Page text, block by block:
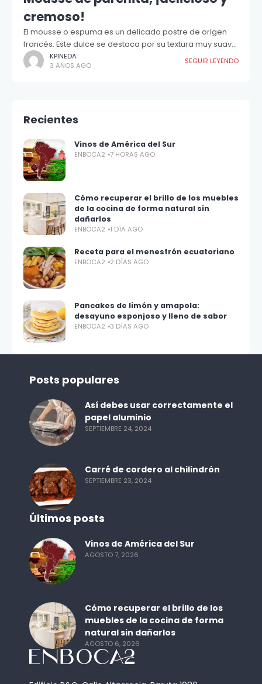
cremoso!
El mousse o espuma es un delicado postre de origen
francés. Este dulce se destaca por su textura muy suave
y esponjosa...
KPINEDA
3 AÑOS AGO
SEGUIR LEYENDO
Recientes
Vinos de América del Sur
ENBOCA2 7 HORAS AGO
Cómo recuperar el brillo de los muebles
de la cocina de forma natural sin
dañarlos
ENBOCA2 1 DÍA AGO
Receta para el menestrón ecuatoriano
ENBOCA2 2 DÍAS AGO
Pancakes de limón y amapola:
desayuno esponjoso y lleno de sabor
ENBOCA2 3 DÍAS AGO
Posts populares
Así debes usar correctamente el
papel aluminio
SEPTIEMBRE 24, 2024
Carré de cordero al chilindrón
SEPTIEMBRE 23, 2024
Últimos posts
Vinos de América del Sur
AGOSTO 7, 2026
Cómo recuperar el brillo de los
muebles de la cocina de forma
natural sin dañarlos
AGOSTO 6, 2026